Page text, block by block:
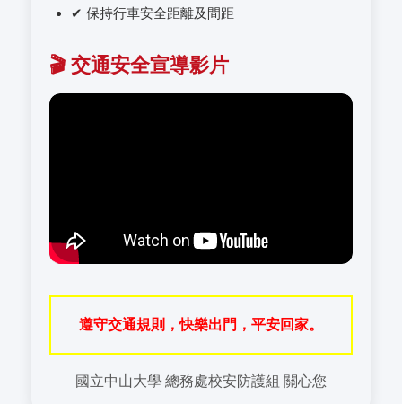
✔ 保持行車安全距離及間距
🎬 交通安全宣導影片
遵守交通規則，快樂出門，平安回家。
國立中山大學 總務處校安防護組 關心您